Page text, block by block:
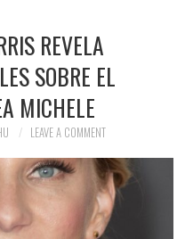
REVELA
SOBRE EL
MICHELE
LEAVE A COMMENT